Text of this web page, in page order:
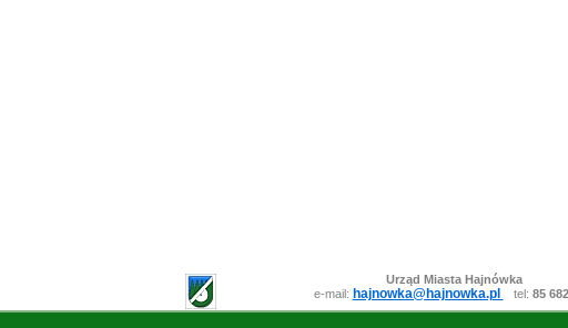
Urząd Miasta Hajnówka
e-mail: hajnowka@hajnowka.pl tel: 85